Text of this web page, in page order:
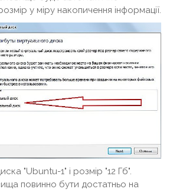
у міру накопичення інформації.
"Ubuntu-1" і розмір "12 Гб".
повинно бути достатньо на